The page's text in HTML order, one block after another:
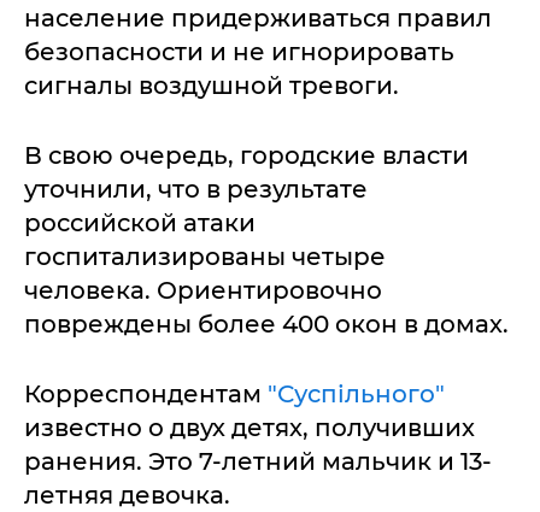
население придерживаться правил
безопасности и не игнорировать
сигналы воздушной тревоги.
В свою очередь, городские власти
уточнили, что в результате
российской атаки
госпитализированы четыре
человека. Ориентировочно
повреждены более 400 окон в домах.
Корреспондентам "Суспільного"
известно о двух детях, получивших
ранения. Это 7-летний мальчик и 13-
летняя девочка.